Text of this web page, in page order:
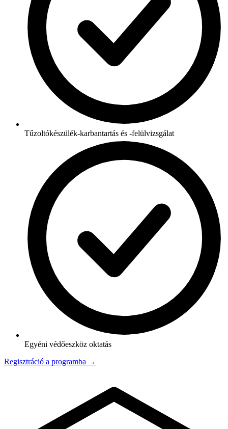
Tűzoltókészülék-karbantartás és -felülvizsgálat
Egyéni védőeszköz oktatás
Regisztráció a programba →